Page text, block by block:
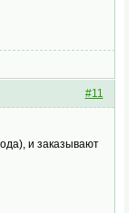
#11
и заказывают